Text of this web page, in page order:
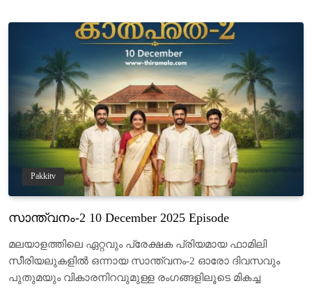
Pakkitv
സാന്ത്വനം-2 10 December 2025 Episode
മലയാളത്തിലെ ഏറ്റവും പ്രേക്ഷക പ്രിയമായ ഫാമിലി
സീരിയലുകളിൽ ഒന്നായ സാന്ത്വനം-2 ഓരോ ദിവസവും
പുതുമയും വികാരനിറവുമുള്ള രംഗങ്ങളിലൂടെ മികച്ച